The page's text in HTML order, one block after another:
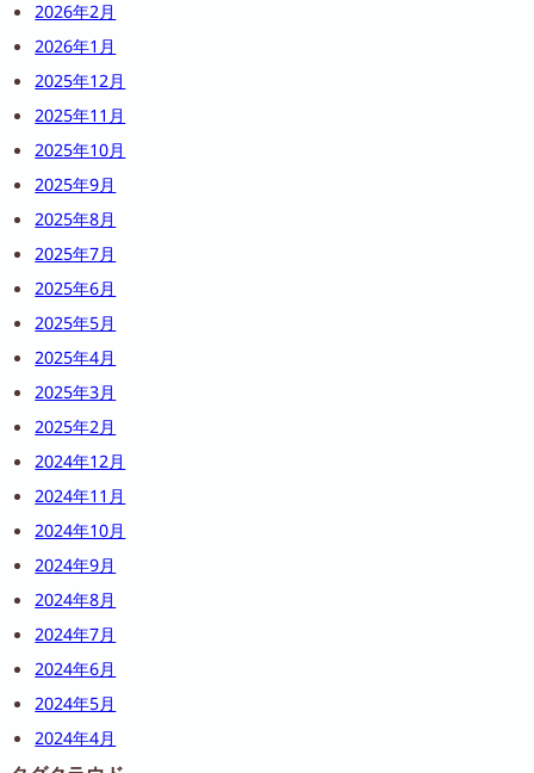
2026年2月
2026年1月
2025年12月
2025年11月
2025年10月
2025年9月
2025年8月
2025年7月
2025年6月
2025年5月
2025年4月
2025年3月
2025年2月
2024年12月
2024年11月
2024年10月
2024年9月
2024年8月
2024年7月
2024年6月
2024年5月
2024年4月